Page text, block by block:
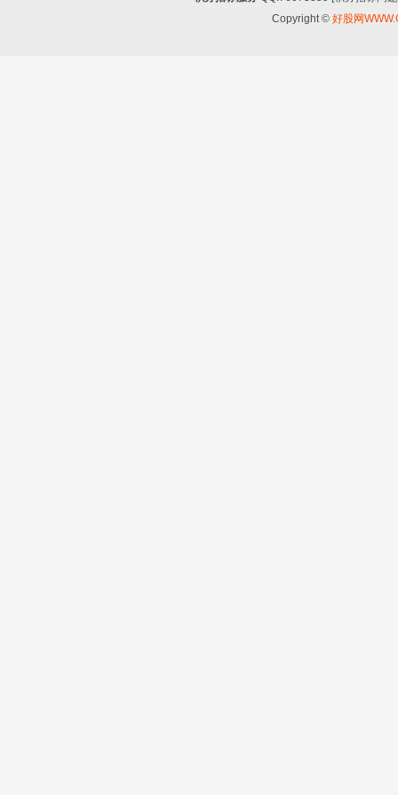
Copyright © 好股网